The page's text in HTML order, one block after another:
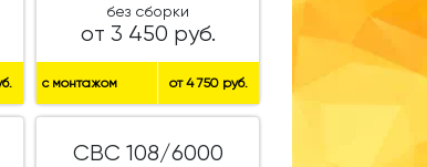
без сборки
от 3 450 руб.
с монтажом от 4 750 руб.
СВС 108/6000